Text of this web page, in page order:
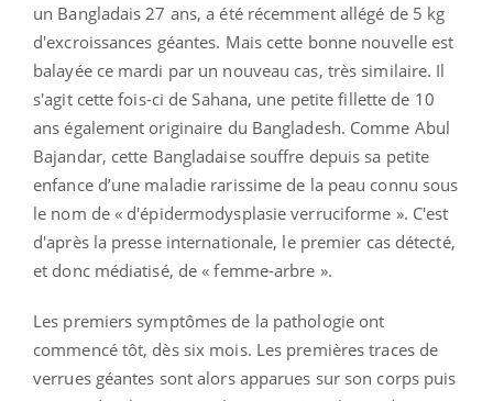
un Bangladais 27 ans, a été récemment allégé de 5 kg
d'excroissances géantes. Mais cette bonne nouvelle est
balayée ce mardi par un nouveau cas, très similaire. Il
s'agit cette fois-ci de Sahana, une petite fillette de 10
ans également originaire du Bangladesh. Comme Abul
Bajandar, cette Bangladaise souffre depuis sa petite
enfance d’une maladie rarissime de la peau connu sous
le nom de « d'épidermodysplasie verruciforme ». C'est
d'après la presse internationale, le premier cas détecté,
et donc médiatisé, de « femme-arbre ».
Les premiers symptômes de la pathologie ont
commencé tôt, dès six mois. Les premières traces de
verrues géantes sont alors apparues sur son corps puis